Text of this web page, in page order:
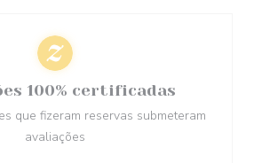
100% certificadas
que fizeram reservas submeteram
avaliações